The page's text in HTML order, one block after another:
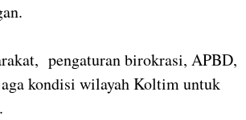
pengaturan birokrasi, APBD,
kondisi wilayah Koltim untuk